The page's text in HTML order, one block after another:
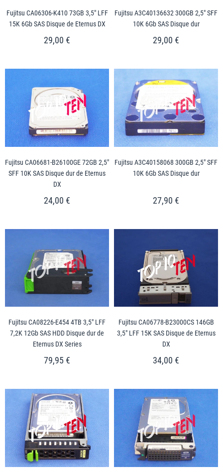
Fujitsu CA06306-K410 73GB 3,5" LFF
15K 6Gb SAS Disque de Eternus DX
29,00 €
Fujitsu A3C40136632 300GB 2,5" SFF
10K 6Gb SAS Disque dur
29,00 €
Fujitsu CA06681-B26100GE 72GB 2,5"
SFF 10K SAS Disque dur de Eternus
DX
24,00 €
Fujitsu A3C40158068 300GB 2,5" SFF
10K 6Gb SAS Disque dur
27,90 €
Fujitsu CA08226-E454 4TB 3,5" LFF
7,2K 12Gb SAS HDD Disque dur de
Eternus DX Series
79,95 €
Fujitsu CA06778-B23000CS 146GB
3,5" LFF 15K SAS Disque de Eternus
DX
34,00 €